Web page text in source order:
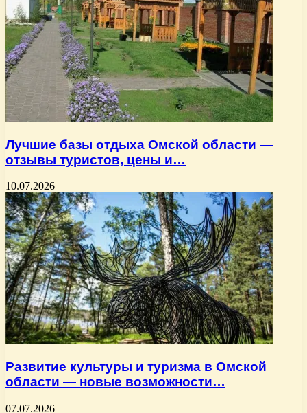
Лучшие базы отдыха Омской области —
отзывы туристов, цены и…
10.07.2026
Развитие культуры и туризма в Омской
области — новые возможности…
07.07.2026